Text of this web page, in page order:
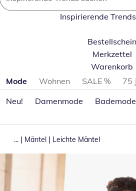
Inspirierende
Bestellschein
Merkzettel
Warenkorb
Produktkategorien überspringen
Mode Wohnen SALE %
75
Neu!
Damenmode Bademode
... | Mäntel | Leichte Mäntel